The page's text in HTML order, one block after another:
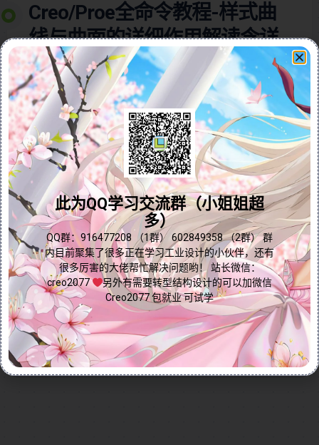
Creo/Proe全命令教程-样式曲
线与曲面的详细作用解读含详
细视频教程
本视频教程含图文深入讲解Creo样式命令与Proe样式命
令的详细作用，帮助用户全面掌握这一强大的设计工
具。样式命令（旧版本称为造型命令）在曲面样式造型
和零件样式造型中发挥着关键作用，能够高效创建复杂
的空间曲线和曲面。教程详细介绍了样式命令的基本用
法、功能及其与外部特征的关联，操作方式类似于Rhino
软件。视频还涵盖了样式模块的界面、活动平面、快捷
工具栏以及可视镜像等功能，为后续深入学习打下基
础。无论您是从事工业设计、产品造型还是曲面建模，
本教程都将为您提供实用的操作指南，助您提升设计效
率与创意表达能力。
Continue reading...
2024-12-10 by 免费Creo教程
Creo全命令教程
曲面命令
0
此为QQ学习交流群（小姐姐超
多）
QQ群：916477208 （1群） 602849358 （2群） 群
内目前聚集了很多正在学习工业设计的小伙伴，还有
很多厉害的大佬帮忙解决问题哟！ 站长微信：
creo2077
另外有需要转型结构设计的可以加微信
Creo2077 包就业 可试学
问题答疑♥资料白嫖
群内有大量学习资料哟~
点我直接加群嘛